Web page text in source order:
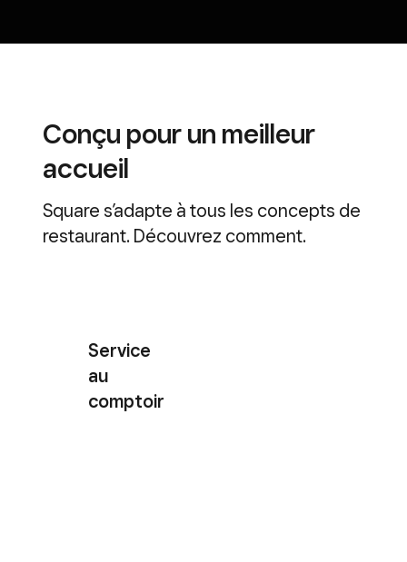
Conçu pour un meilleur
accueil
Square s’adapte à tous les concepts de
restaurant. Découvrez comment.
Service
au
comptoir
Servez des produits de qualité,
restaurants sont fiables et vous